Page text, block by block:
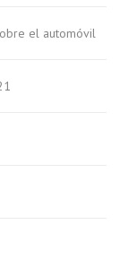
el automóvil